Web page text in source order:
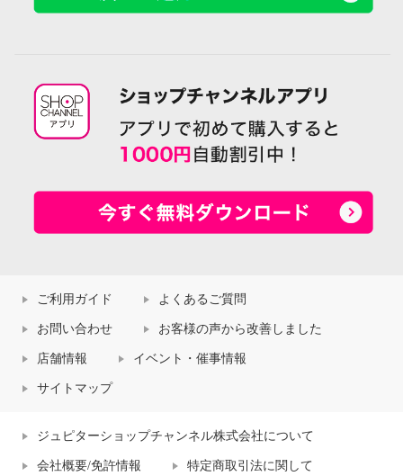
ご利用ガイド よくあるご質問
お問い合わせ お客様の声から改善しました
店舗情報 イベント・催事情報
サイトマップ
ジュピターショップチャンネル株式会社について
会社概要/免許情報 特定商取引法に関して